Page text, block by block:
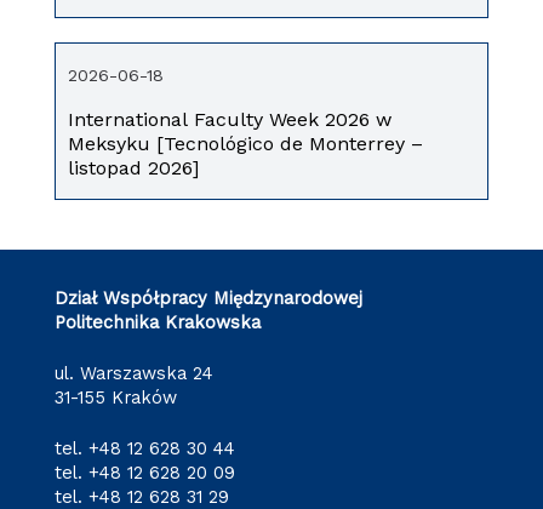
International Faculty Week 2026 w
Meksyku [Tecnológico de Monterrey –
listopad 2026]
2026-06-18
Dział Współpracy Międzynarodowej
Politechnika Krakowska
ul. Warszawska 24
31-155 Kraków
tel. +48 12 628 30 44
tel. +48 12 628 20 09
tel. +48 12 628 31 29